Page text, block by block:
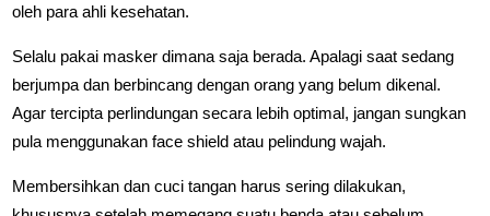
oleh para ahli kesehatan.
Selalu pakai masker dimana saja berada. Apalagi saat sedang
berjumpa dan berbincang dengan orang yang belum dikenal.
Agar tercipta perlindungan secara lebih optimal, jangan sungkan
pula menggunakan face shield atau pelindung wajah.
Membersihkan dan cuci tangan harus sering dilakukan,